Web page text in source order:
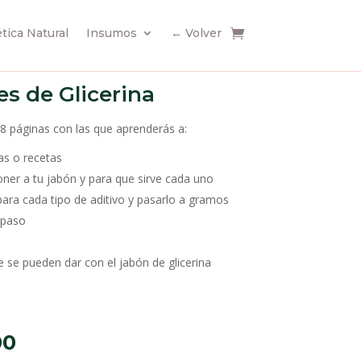
Natural Insumos ← Volver
de Glicerina
páginas con las que aprenderás a:
o recetas
a tu jabón y para que sirve cada uno
cada tipo de aditivo y pasarlo a gramos
se pueden dar con el jabón de glicerina
Current